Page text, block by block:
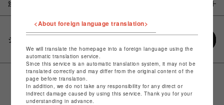
注意事項
シェアする
<About foreign language translation>
We will translate the homepage into a foreign language using the
automatic translation service.
Since this service is an automatic translation system, it may not be
translated correctly and may differ from the original content of the
page before translation.
In addition, we do not take any responsibility for any direct or
indirect damage caused by using this service. Thank you for your
understanding in advance.